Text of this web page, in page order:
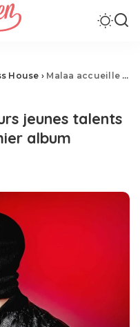
House › Malaa accueille plusieurs jeunes talents pour remixer son premier album
jeunes talents
album